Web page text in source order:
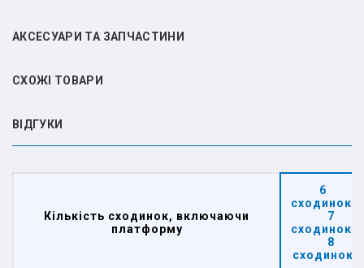
АКСЕСУАРИ ТА ЗАПЧАСТИНИ
СХОЖІ ТОВАРИ
ВIДГУКИ
Кількість сходинок, включаючи
платформу
6
сходинок
7
сходинок
8
сходинок